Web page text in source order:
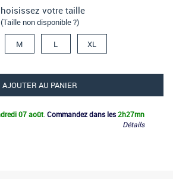
votre taille
(Taille non disponible ?)
M L XL
AJOUTER AU PANIER
07 août Commandez dans les2h27mn
Détails